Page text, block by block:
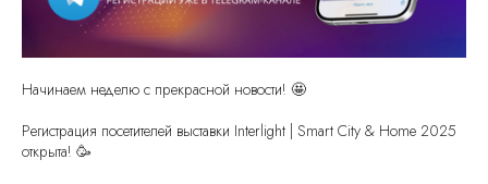
Начинаем неделю с прекрасной новости! 🤩
Регистрация посетителей выставки Interlight | Smart City & Home 2025
открыта! 🥳